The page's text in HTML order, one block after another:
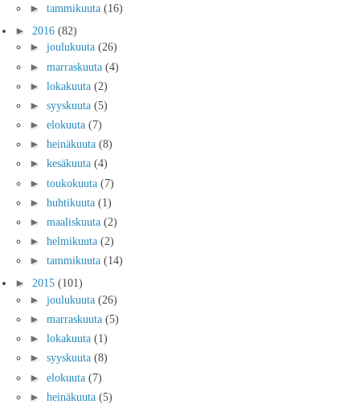
► tammikuuta (16)
► 2016 (82)
► joulukuuta (26)
► marraskuuta (4)
► lokakuuta (2)
► syyskuuta (5)
► elokuuta (7)
► heinäkuuta (8)
► kesäkuuta (4)
► toukokuuta (7)
► huhtikuuta (1)
► maaliskuuta (2)
► helmikuuta (2)
► tammikuuta (14)
► 2015 (101)
► joulukuuta (26)
► marraskuuta (5)
► lokakuuta (1)
► syyskuuta (8)
► elokuuta (7)
► heinäkuuta (5)